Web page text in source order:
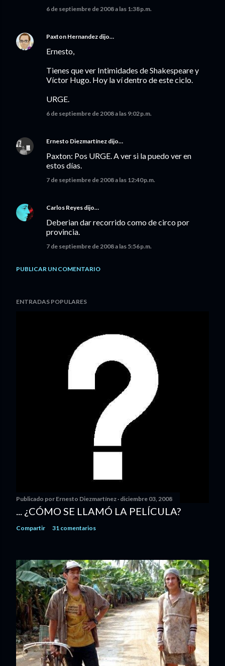
6 de septiembre de 2008 a las 1:38 p.m.
Paxton Hernandez dijo…
Ernesto,
Tienes que ver Intimidades de Shakespeare y
Víctor Hugo. Hoy la ví dentro de este ciclo.
URGE.
6 de septiembre de 2008 a las 9:02 p.m.
Ernesto Diezmartínez dijo…
Paxton: Pos URGE. A ver si la puedo ver en
estos días.
7 de septiembre de 2008 a las 12:40 p.m.
Carlos Reyes dijo…
Deberian dar recorrido como de circo por
provincia.
7 de septiembre de 2008 a las 5:56 p.m.
PUBLICAR UN COMENTARIO
ENTRADAS POPULARES
Publicado por Ernesto Diezmartínez diciembre 03, 2008
... ¿CÓMO SE LLAMÓ LA PELÍCULA?
Compartir 31 comentarios